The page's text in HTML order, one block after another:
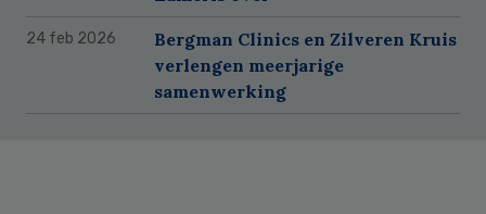
24 feb 2026
Bergman Clinics en Zilveren Kruis
verlengen meerjarige
samenwerking